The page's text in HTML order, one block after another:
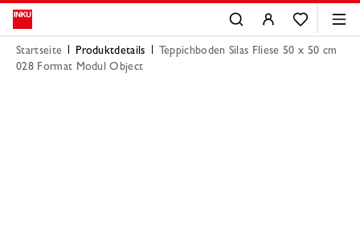
Startseite Produktdetails
Teppichboden Silas Fliese 50 x 50 cm
028 Format Modul Object